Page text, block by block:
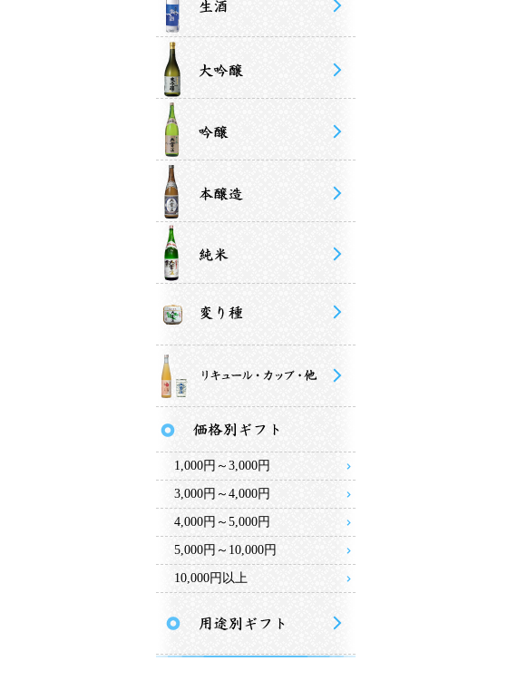
1,000円～3,000円
3,000円～4,000円
4,000円～5,000円
5,000円～10,000円
10,000円以上